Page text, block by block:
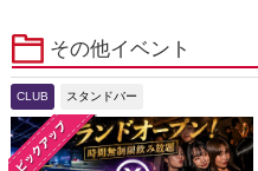
その他イベント
CLUB スタンドバー